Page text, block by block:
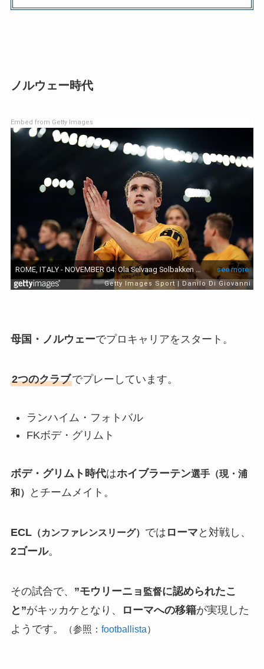
ノルウェー時代
Embed from Getty Images
母国・ノルウェーでプロキャリアをスタート。
2つのクラブでプレーしています。
ランハイム・フォトバル
FKボデ・グリムト
ボデ・グリムト時代はホイブラーテン選手（現・浦
和）
とチームメイト。
ECL（カンファレンスリーグ） では ローマ と対戦し、
2ゴール。
その試合で、 ”モウリーニョ 監督に認められたこ
と”がキッカケとなり、 ローマへの移籍が実現した
ようです。
（参照： footballista）